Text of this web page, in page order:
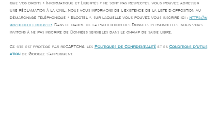
que vos droits « Informatique et Libertés » ne sont pas respectés, vous pouvez adresser
une réclamation à la CNIL. Nous vous informons de l’existence de la liste d'opposition au
démarchage téléphonique « Bloctel », sur laquelle vous pouvez vous inscrire ici : https://w
ww.bloctel.gouv.fr . Dans le cadre de la protection des Données personnelles, nous vous
invitons à ne pas inscrire de Données sensibles dans le champ de saisie libre.
Ce site est protégé par reCAPTCHA, les Politiques de Confidentialité et es Conditions d'utilis
ation de Google s'appliquent.